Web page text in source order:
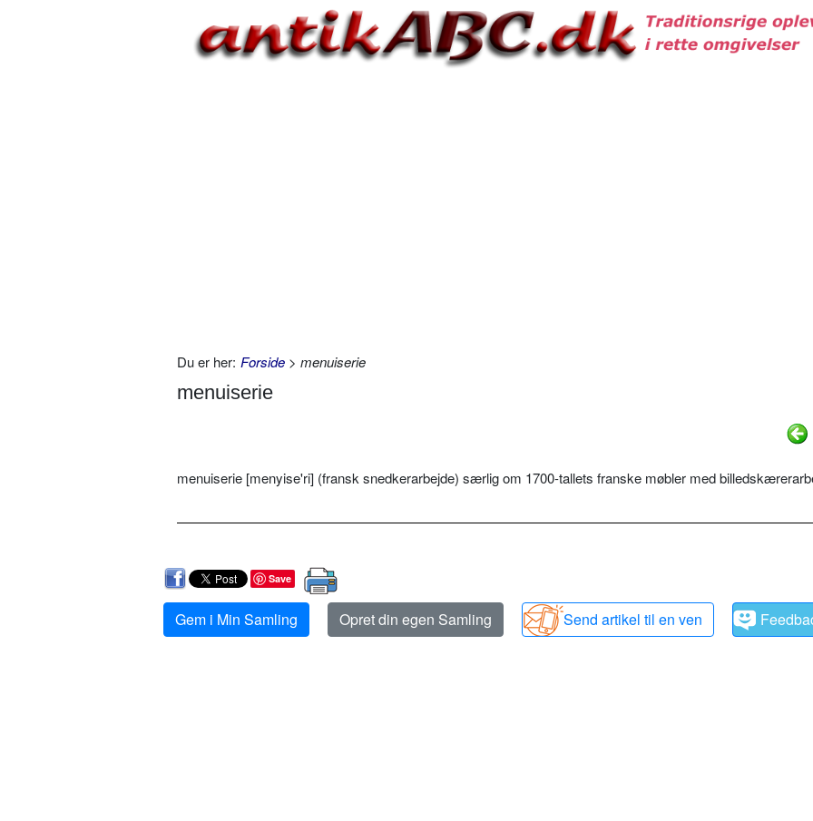
Du er her: Forside > menuiserie
menuiserie
menuiserie [menyise'ri] (fransk snedkerarbejde) særlig om 1700-tallets franske møbler med
Save
Gem i Min Samling Opret din egen Samling Send artikel til en ven